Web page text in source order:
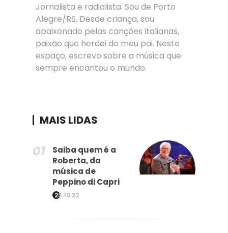
Jornalista e radialista. Sou de Porto
Alegre/RS. Desde criança, sou
apaixonado pelas canções italianas,
paixão que herdei do meu pai. Neste
espaço, escrevo sobre a música que
sempre encantou o mundo.
MAIS LIDAS
Saiba quem é a
Roberta, da
música de
Peppino di Capri
26.10.22